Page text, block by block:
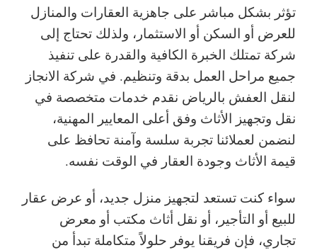
تؤثر بشكل مباشر على جاهزية العقارات والمنازل
للعرض أو السكن أو الاستثمار، ولذلك تحتاج إلى
شركة تمتلك الخبرة الكافية والقدرة على تنفيذ
جميع مراحل العمل بدقة وتنظيم. في شركة الانجاز
لنقل العفش بالرياض نقدم خدمات متخصصة في
نقل وتجهيز الأثاث وفق أعلى المعايير المهنية،
لنضمن لعملائنا تجربة سلسة وآمنة تحافظ على
قيمة الأثاث وجودة العقار في الوقت نفسه.
سواء كنت تستعد لتجهيز منزل جديد، أو عرض عقار
للبيع أو التأجير، أو نقل أثاث مكتب أو معرض
تجاري، فإن فريقنا يوفر حلولاً متكاملة تبدأ من